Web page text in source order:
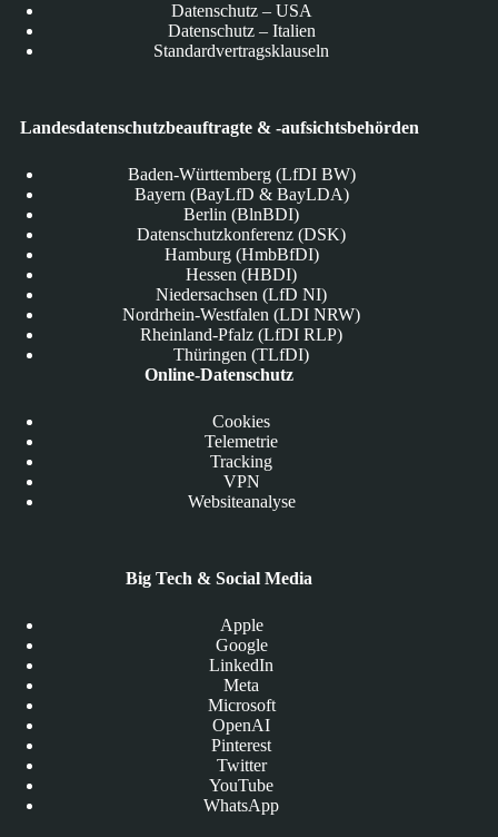
Datenschutz – USA
Datenschutz – Italien
Standardvertragsklauseln
Landesdatenschutzbeauftragte & -aufsichtsbehörden
Baden-Württemberg (LfDI BW)
Bayern (BayLfD & BayLDA)
Berlin (BlnBDI)
Datenschutzkonferenz (DSK)
Hamburg (HmbBfDI)
Hessen (HBDI)
Niedersachsen (LfD NI)
Nordrhein-Westfalen (LDI NRW)
Rheinland-Pfalz (LfDI RLP)
Thüringen (TLfDI)
Online-Datenschutz
Cookies
Telemetrie
Tracking
VPN
Websiteanalyse
Big Tech & Social Media
Apple
Google
LinkedIn
Meta
Microsoft
OpenAI
Pinterest
Twitter
YouTube
WhatsApp